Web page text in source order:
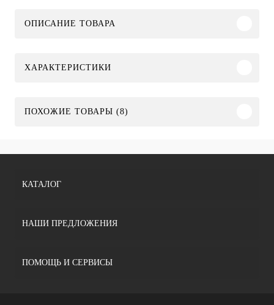
ОПИСАНИЕ ТОВАРА
ХАРАКТЕРИСТИКИ
ПОХОЖИЕ ТОВАРЫ (8)
КАТАЛОГ
НАШИ ПРЕДЛОЖЕНИЯ
ПОМОЩЬ И СЕРВИСЫ